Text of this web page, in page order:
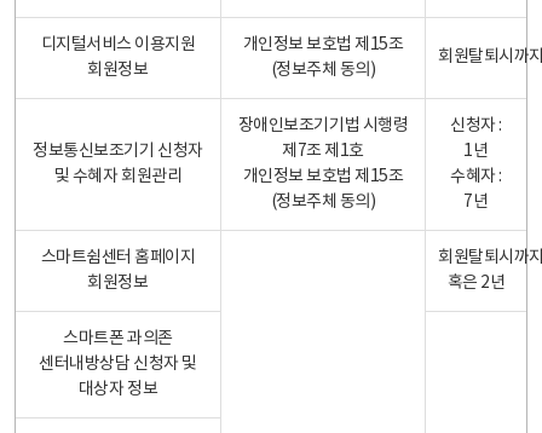
디지털서비스 이용지원
회원정보
개인정보 보호법 제15조
(정보주체 동의)
회원탈퇴시까
정보통신보조기기 신청자
및 수혜자 회원관리
장애인보조기기법 시행령
제7조 제1호
개인정보 보호법 제15조
(정보주체 동의)
신청자 :
1년
수혜자 :
7년
스마트쉼센터 홈페이지
회원정보
회원탈퇴시까
혹은 2년
스마트폰 과의존
센터내방상담 신청자 및
대상자 정보